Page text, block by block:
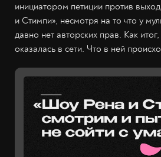
инициатором петиции против
и Стимпи», несмотря на то что у
давно нет авторских прав. Как
оказалась в сети. Что в ней